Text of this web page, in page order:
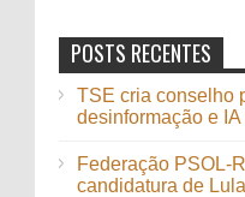
POSTS RECENTES
TSE cria conselho
desinformação e
Federação PSOL-
candidatura de